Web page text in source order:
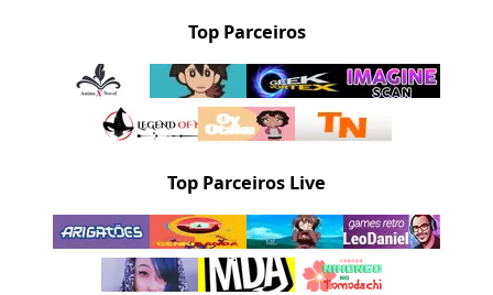
Top Parceiros
Top Parceiros Live